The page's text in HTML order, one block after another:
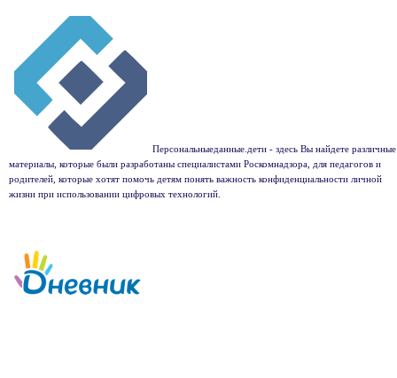
Персональныеданные.дети - здесь Вы найдете различные
материалы, которые были разработаны специалистами Роскомнадзора, для педагогов и
родителей, которые хотят помочь детям понять важность конфиденциальности личной
жизни при использовании цифровых технологий.